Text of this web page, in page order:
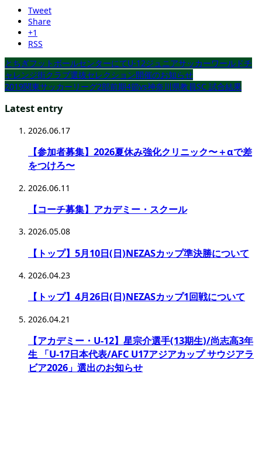
Tweet
Share
+1
RSS
とちぎフットボールセンターにてU-12ジュニアサッカーワールドチ
ャレンジ街クラブ選抜セレクション開催のお知らせ
2019関東サッカーリーグ2部前期4節vs神奈川県教員SC 試合結果
Latest entry
2026.06.17
【参加者募集】2026夏休み強化クリニック〜＋αで差
をつけろ〜
2026.06.11
【コーチ募集】アカデミー・スクール
2026.05.08
【トップ】5月10日(日)NEZASカップ準決勝について
2026.04.23
【トップ】4月26日(日)NEZASカップ1回戦について
2026.04.21
【アカデミー・U-12】星宗介選手(13期生)/尚志高3年
生 「U-17日本代表/AFC U17アジアカップ サウジアラ
ビア2026」選出のお知らせ